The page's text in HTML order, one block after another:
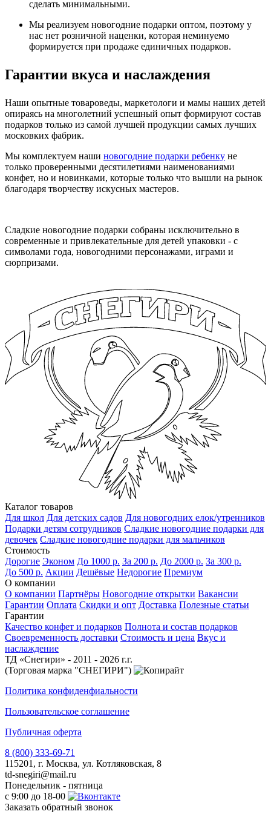
сделать минимальными.
Мы реализуем новогодние подарки оптом, поэтому у
нас нет розничной наценки, которая неминуемо
формируется при продаже единичных подарков.
Гарантии вкуса и наслаждения
Наши опытные товароведы, маркетологи и мамы наших детей
опираясь на многолетний успешный опыт формируют состав
подарков только из самой лучшей продукции самых лучших
московких фабрик.
Мы комплектуем наши новогодние подарки ребенку не
только проверенными десятилетиями наименованиями
конфет, но и новинками, которые только что вышли на рынок
благодаря творчеству искусных мастеров.
Сладкие новогодние подарки собраны исключительно в
современные и привлекательные для детей упаковки - с
символами года, новогодними персонажами, играми и
сюрпризами.
Каталог товаров
Для школ Для детских садов Для новогодних елок/утренников
Подарки детям сотрудников Сладкие новогодние подарки для
девочек Сладкие новогодние подарки для мальчиков
Стоимость
Дорогие Эконом До 1000 р. За 200 р. До 2000 р. За 300 р.
До 500 р. Акции Дешёвые Недорогие Премиум
О компании
О компании Партнёры Новогодние открытки Вакансии
Гарантии Оплата Скидки и опт Доставка Полезные статьи
Гарантии
Качество конфет и подарков Полнота и состав подарков
Своевременность доставки Стоимость и цена Вкус и
наслаждение
ТД «Снегири» - 2011 - 2026 г.г.
(Торговая марка "СНЕГИРИ")
Политика конфиденфиальности
Пользовательское соглашение
Публичная оферта
8 (800) 333-69-71
115201, г. Москва, ул. Котляковская, 8
td-snegiri@mail.ru
Понедельник - пятница
с 9:00 до 18-00
Заказать обратный звонок